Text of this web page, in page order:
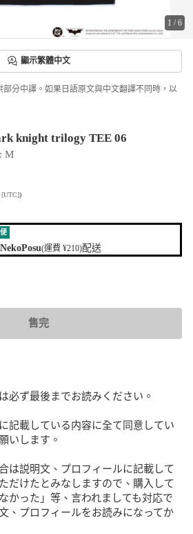
1 /6
顯示繁體中文
分中譯。如果日語原文與中文翻譯不同時，以
knight trilogy TEE 06
: M
[UTC])
NekoPosu(運費 ¥210)配送
售完
必ず最後までお読みください。
記載している内容に全て同意してい
いします。
は説明文、プロフィールに記載して
だけたとみなしますので、購入して
かった」等、言われましても対応で
、プロフィールをお読みになってか